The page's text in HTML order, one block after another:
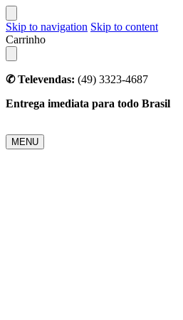
Skip to navigation Skip to content
Carrinho
✆ Televendas: (49) 3323-4687
Entrega imediata para todo Brasil
MENU